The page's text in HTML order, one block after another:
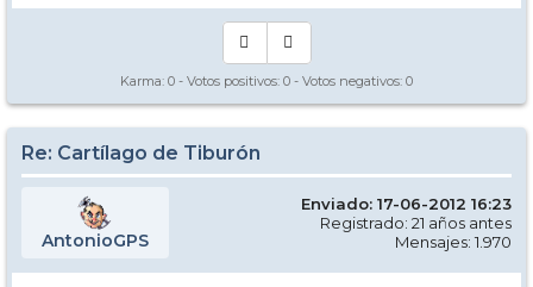
Karma: 0 - Votos positivos: 0 - Votos negativos: 0
Re: Cartílago de Tiburón
AntonioGPS
Enviado: 17-06-2012 16:23
Registrado: 21 años antes
Mensajes: 1.970